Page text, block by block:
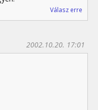
Válasz erre
2002.10.20. 17:01